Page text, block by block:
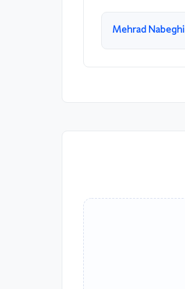
Mehrad Nabeghi